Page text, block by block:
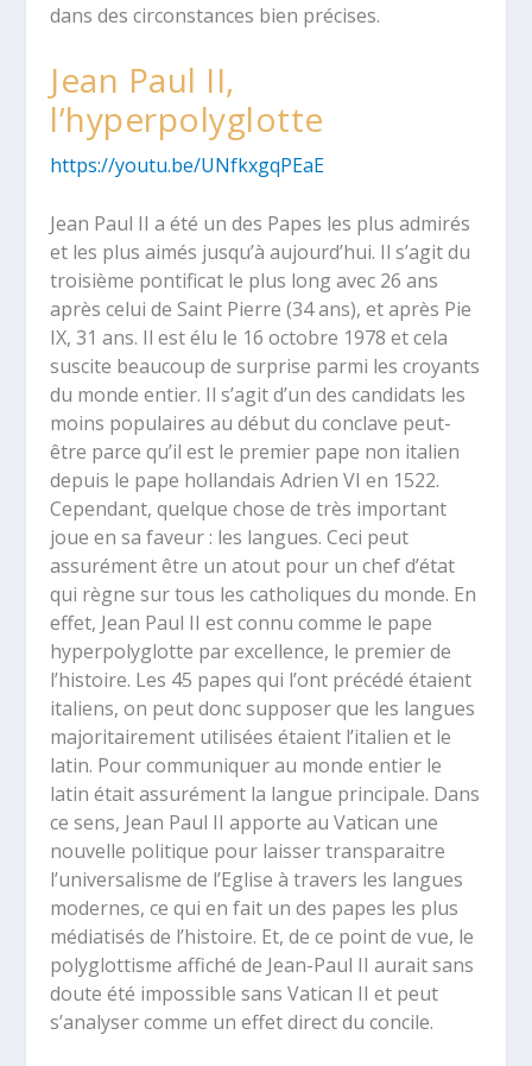
dans des circonstances bien précises.
Jean Paul II,
l’hyperpolyglotte
https://youtu.be/UNfkxgqPEaE
Jean Paul II a été un des Papes les plus admirés
et les plus aimés jusqu’à aujourd’hui. Il s’agit du
troisième pontificat le plus long avec 26 ans
après celui de Saint Pierre (34 ans), et après Pie
IX, 31 ans. Il est élu le 16 octobre 1978 et cela
suscite beaucoup de surprise parmi les croyants
du monde entier. Il s’agit d’un des candidats les
moins populaires au début du conclave peut-
être parce qu’il est le premier pape non italien
depuis le pape hollandais Adrien VI en 1522.
Cependant, quelque chose de très important
joue en sa faveur : les langues. Ceci peut
assurément être un atout pour un chef d’état
qui règne sur tous les catholiques du monde. En
effet, Jean Paul II est connu comme le pape
hyperpolyglotte par excellence, le premier de
l’histoire. Les 45 papes qui l’ont précédé étaient
italiens, on peut donc supposer que les langues
majoritairement utilisées étaient l’italien et le
latin. Pour communiquer au monde entier le
latin était assurément la langue principale. Dans
ce sens, Jean Paul II apporte au Vatican une
nouvelle politique pour laisser transparaitre
l’universalisme de l’Eglise à travers les langues
modernes, ce qui en fait un des papes les plus
médiatisés de l’histoire. Et, de ce point de vue, le
polyglottisme affiché de Jean-Paul II aurait sans
doute été impossible sans Vatican II et peut
s’analyser comme un effet direct du concile.